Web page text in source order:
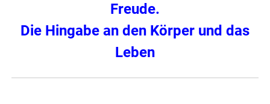
Freude.
Die Hingabe an den Körper und das
Leben